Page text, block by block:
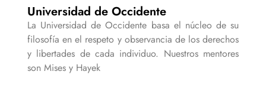
Universidad de Occidente
La Universidad de Occidente basa el núcleo de su
filosofía en el respeto y observancia de los derechos
y libertades de cada individuo. Nuestros mentores
son Mises y Hayek